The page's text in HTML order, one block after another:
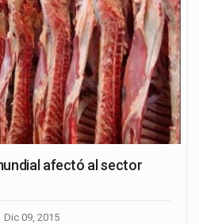
afectó al sector
Dic 09, 2015